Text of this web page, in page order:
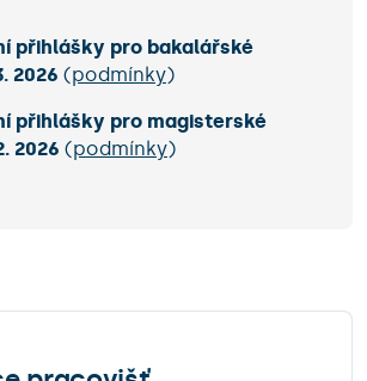
přihlášky pro bakalářské
2026 (podmínky)
přihlášky pro magisterské
2026 (podmínky)